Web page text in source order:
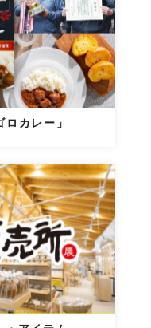
カレー」